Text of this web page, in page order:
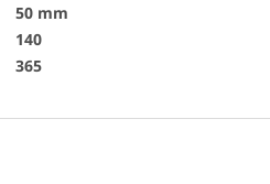
50 mm
140
365